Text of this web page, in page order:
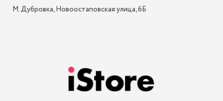
М. Дубровка, Новоостаповская улица, 6Б